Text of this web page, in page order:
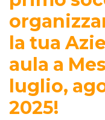
la tua
aula a
luglio,
2025!